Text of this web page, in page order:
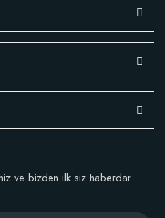
ve bizden ilk siz haberdar